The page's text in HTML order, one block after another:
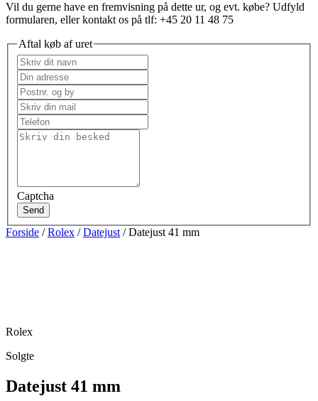
Vil du gerne have en fremvisning på dette ur, og evt. købe? Udfyld
formularen, eller kontakt os på tlf: +45 20 11 48 75
Aftal køb af uret
Captcha
Send
Forside /Rolex /Datejust / Datejust 41 mm
Rolex
Solgte
Datejust 41 mm